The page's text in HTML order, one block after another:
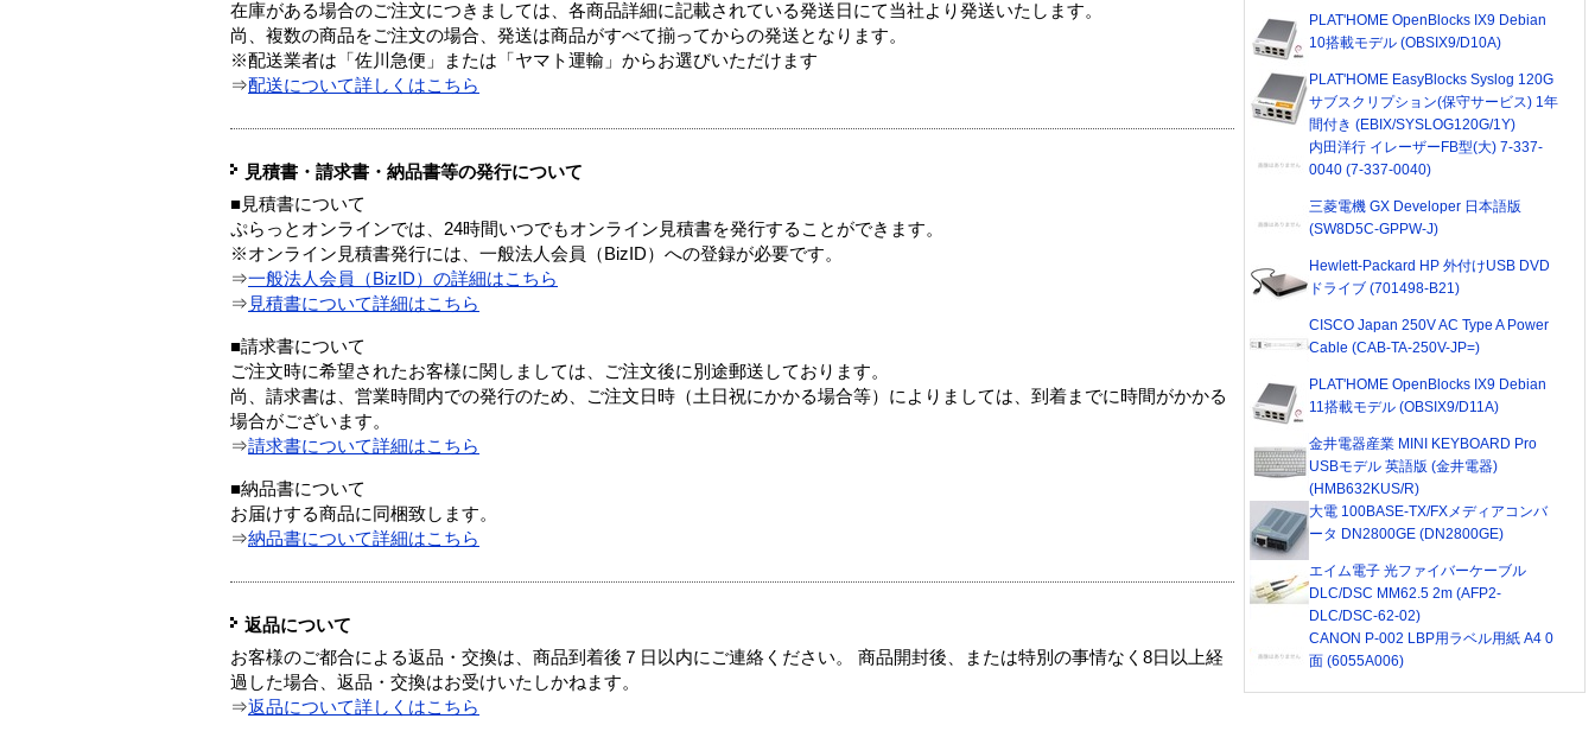
在庫がある場合のご注文につきましては、各商品詳細に記載されている発送日にて当社より発送いたします。
尚、複数の商品をご注文の場合、発送は商品がすべて揃ってからの発送となります。
※配送業者は「佐川急便」または「ヤマト運輸」からお選びいただけます
⇒配送について詳しくはこちら
見積書・請求書・納品書等の発行について
■見積書について
ぷらっとオンラインでは、24時間いつでもオンライン見積書を発行することができます。
※オンライン見積書発行には、一般法人会員（BizID）への登録が必要です。
⇒一般法人会員（BizID）の詳細はこちら
⇒ 見積書について詳細はこちら
■請求書について
ご注文時に希望されたお客様に関しましては、ご注文後に別途郵送しております。
尚、請求書は、営業時間内での発行のため、ご注文日時（土日祝にかかる場合等）によりましては、到着までに時間がかかる
場合がございます。
⇒請求書について詳細はこちら
■納品書について
お届けする商品に同梱致します。
⇒納品書について詳細はこちら
返品について
お客様のご都合による返品・交換は、商品到着後７日以内にご連絡ください。 商品開封後、または特別の事情なく8日以上経
過した場合、返品・交換はお受けいたしかねます。
⇒返品について詳しくはこちら
PLAT'HOME OpenBlocks IX9 Debian
10搭載モデル (OBSIX9/D10A)
PLAT'HOME EasyBlocks Syslog 120G
サブスクリプション(保守サービス) 1年
間付き (EBIX/SYSLOG120G/1Y)
内田洋行 イレーザーFB型(大) 7-337-
0040 (7-337-0040)
三菱電機 GX Developer 日本語版
(SW8D5C-GPPW-J)
Hewlett-Packard HP 外付けUSB DVD
ドライブ (701498-B21)
CISCO Japan 250V AC Type A Power
Cable (CAB-TA-250V-JP=)
PLAT'HOME OpenBlocks IX9 Debian
11搭載モデル (OBSIX9/D11A)
金井電器産業 MINI KEYBOARD Pro
USBモデル 英語版 (金井電器)
(HMB632KUS/R)
大電 100BASE-TX/FXメディアコンバ
ータ DN2800GE (DN2800GE)
エイム電子 光ファイバーケーブル
DLC/DSC MM62.5 2m (AFP2-
DLC/DSC-62-02)
CANON P-002 LBP用ラベル用紙 A4 0
面 (6055A006)